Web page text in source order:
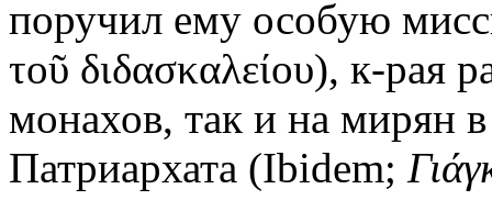
поручил ему особую
τοῦ διδασκαλείου), к-рая
монахов, так и на мирян
Патриархата (Ibidem;